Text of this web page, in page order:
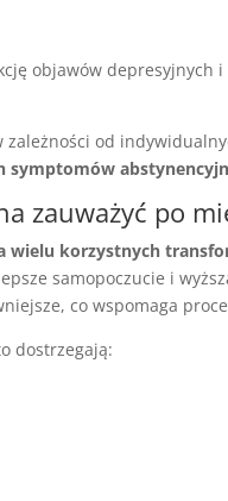
objawów depresyjnych
zależności od
symptomów
zauważyć po
wielu korzystnych
samopoczucie i
co wspomaga
dostrzegają: